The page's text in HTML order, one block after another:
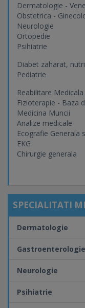
Dermatologie -
Obstetrica -
Neurologie
Ortopedie
Psihiatrie
Diabet zaharat,
Pediatrie
Reabilitare Medicala
Fizioterapie - Baza
Medicina Muncii
Analize medicale
Ecografie Generala
EKG
Chirurgie generala
SPECIALITATI
Dermatologie
Gastroenterologie
Neurologie
Psihiatrie